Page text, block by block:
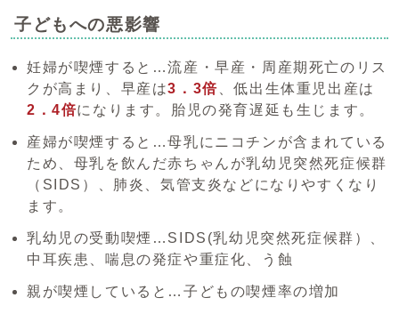
子どもへの悪影響
妊婦が喫煙すると…流産・早産・周産期死亡のリス
クが高まり、早産は3．3倍 、低出生体重児出産は
2．4倍になります。胎児の発育遅延も生じます。
産婦が喫煙すると…母乳にニコチンが含まれている
ため、母乳を飲んだ赤ちゃんが乳幼児突然死症候群
（SIDS）、肺炎、気管支炎などになりやすくなり
ます。
乳幼児の受動喫煙…SIDS(乳幼児突然死症候群）、
中耳疾患、喘息の発症や重症化、う蝕
親が喫煙していると…子どもの喫煙率の増加